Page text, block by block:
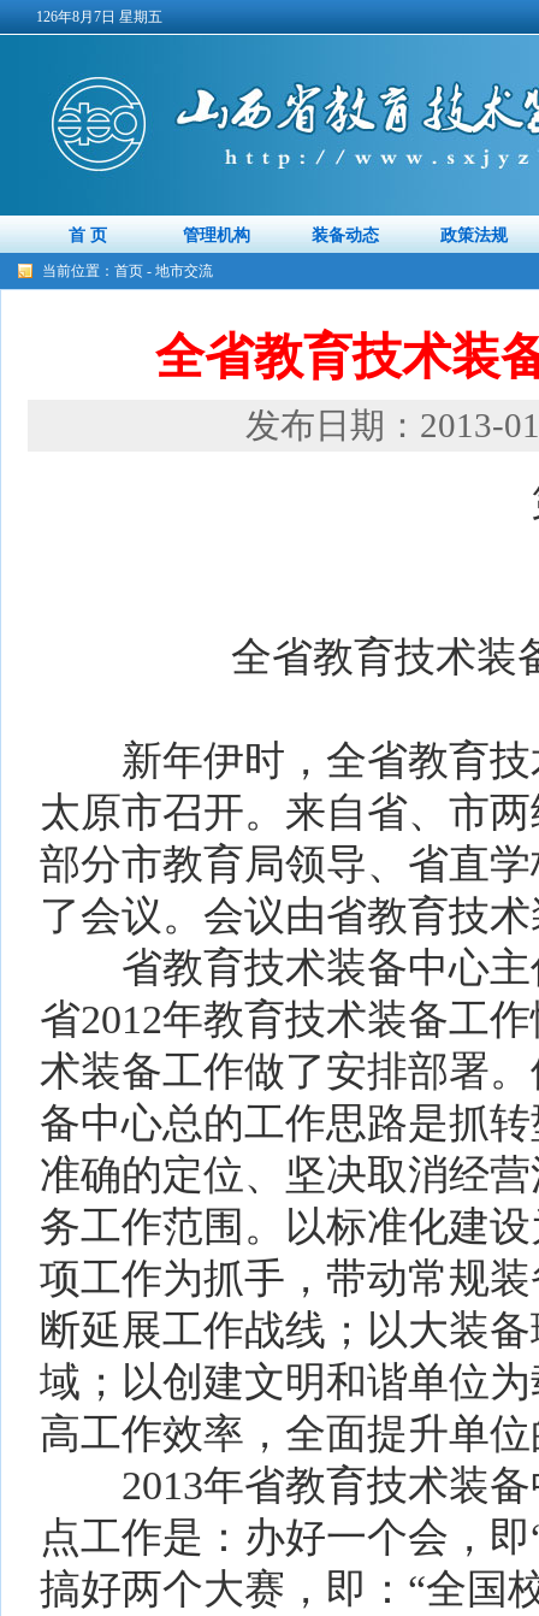
126年8月7日 星期五
首 页 管理机构 装备动态 政策法规
当前位置： 首页 - 地市交流
全省教育技术装
发布日期：2013-
全省教育技术装
新年伊时，全省教育技
太原市召开。来自省、市
部分市教育局领导、省直
了会议。会议由省教育技
省教育技术装备中心主
省2012年教育技术装备工
术装备工作做了安排部署
备中心总的工作思路是抓
准确的定位、坚决取消经
务工作范围。以标准化建
项工作为抓手，带动常规
断延展工作战线；以大装
域；以创建文明和谐单位
高工作效率，全面提升单
2013年省教育技术装备
点工作是：办好一个会，
搞好两个大赛，即：“全国